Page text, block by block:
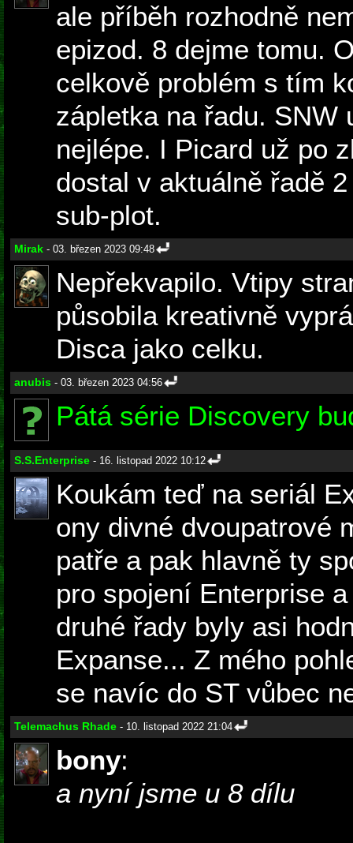
ale příběh rozhodně
epizod. 8 dejme tomu.
celkově problém s tím
zápletka na řadu. SNW
nejlépe. I Picard už po
dostal v aktuálně řadě
sub-plot.
Mirak - 03. březen 2023 09:48
Nepřekvapilo. Vtipy
působila kreativně
Disca jako celku.
anubis - 03. březen 2023 04:56
Pátá série Discovery
S.S.Enterprise - 16. listopad 2022 10:12
Koukám teď na seriál
ony divné dvoupatrové
patře a pak hlavně ty
pro spojení Enterprise
druhé řady byly asi
Expanse... Z mého
se navíc do ST vůbec
Telemachus Rhade - 10. listopad 2022 21:04
bony:
a nyní jsme u 8 dílu